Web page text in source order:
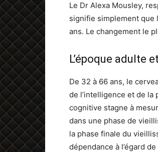
Le Dr Alexa Mousley,
signifie simplement que
ans. Le changement le
L’époque adulte
De 32 à 66 ans, le
de l’intelligence et de la
cognitive stagne à
dans une phase de
la phase finale du
dépendance à l’égard